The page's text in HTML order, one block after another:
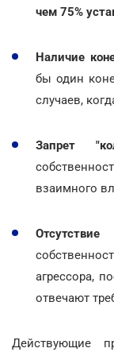
чем 75%
Наличие
бы один
случаев,
Запрет
взаимного
агрессора,
отвечают
Действующие